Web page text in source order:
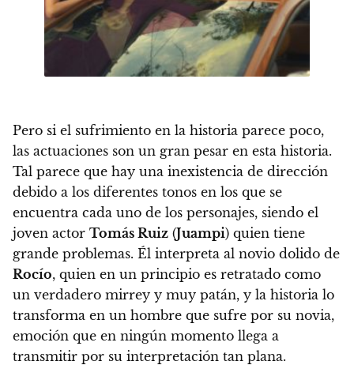
Pero si el sufrimiento en la historia parece poco,
las actuaciones son un gran pesar en esta historia.
Tal parece que hay una inexistencia de dirección
debido a los diferentes tonos en los que se
encuentra cada uno de los personajes, siendo el
joven actor Tomás Ruiz (Juampi) quien tiene
grande problemas. Él interpreta al novio dolido de
Rocío, quien en un principio es retratado como
un verdadero mirrey y muy patán, y la historia lo
transforma en un hombre que sufre por su novia,
emoción que en ningún momento llega a
transmitir por su interpretación tan plana.